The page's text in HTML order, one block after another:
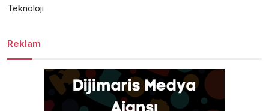
Teknoloji
Reklam